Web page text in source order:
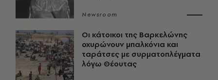
Newsroom
Οι κάτοικοι της Βαρκελώνης
οχυρώνουν μπαλκόνια και
ταράτσες με συρματοπλέγματα
λόγω Θέουτας